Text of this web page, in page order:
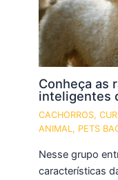
Conheça as
inteligentes
CACHORROS,
ANIMAL, PETS
Nesse grupo
características